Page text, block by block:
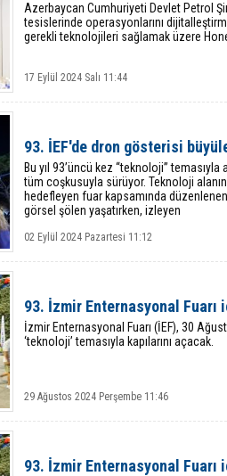
Azerbaycan Cumhuriyeti Devlet Petrol
tesislerinde operasyonlarını
gerekli teknolojileri sağlamak üzere
17 Eylül 2024 Salı 11:44
93. İEF'de dron gösterisi
Bu yıl 93’üncü kez “teknoloji”
tüm coşkusuyla sürüyor. Teknoloji
hedefleyen fuar kapsamında
görsel şölen yaşatırken, izleyen
02 Eylül 2024 Pazartesi 11:12
93. İzmir Enternasyonal Fuarı
İzmir Enternasyonal Fuarı (İEF), 30
‘teknoloji’ temasıyla kapılarını açacak.
29 Ağustos 2024 Perşembe 11:46
93. İzmir Enternasyonal Fuarı